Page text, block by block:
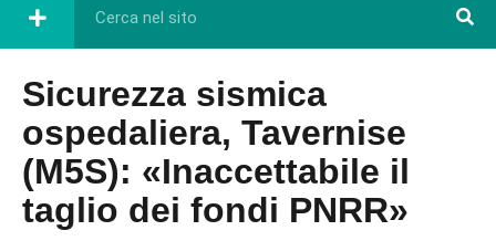
Sicurezza sismica
ospedaliera, Tavernise
(M5S): «Inaccettabile il
taglio dei fondi PNRR»